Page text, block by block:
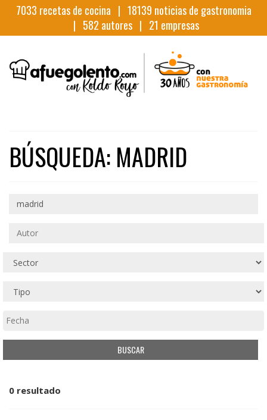
7033 recetas de cocina | 18139 noticias de gastronomia
| 582 autores | 21 empresas
BÚSQUEDA: MADRID
0 resultado